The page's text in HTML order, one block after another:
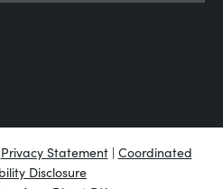
Privacy Statement| Coordinated
Disclosure